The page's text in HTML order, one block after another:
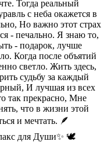
Тогда реальный
с неба окажется в
Но важно этот страх
- печально. Я знаю то,
- подарок, лучше
Когда после объятий
светло. Жить здесь,
судьбу за каждый
И лучшая из всех
так прекрасно, Мне
что в жизни этой
и мечтать. 🪶
для Души✨ 🕊️